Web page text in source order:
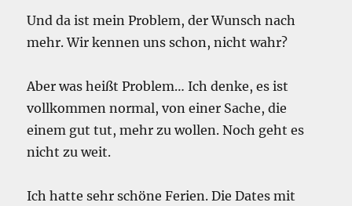
Und da ist mein Problem, der Wunsch nach
mehr. Wir kennen uns schon, nicht wahr?
Aber was heißt Problem… Ich denke, es ist
vollkommen normal, von einer Sache, die
einem gut tut, mehr zu wollen. Noch geht es
nicht zu weit.
Ich hatte sehr schöne Ferien. Die Dates mit